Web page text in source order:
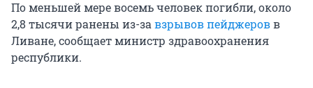
По меньшей мере восемь человек погибли, около
2,8 тысячи ранены из-завзрывов пейджеровв
Ливане, сообщает министр здравоохранения
республики.